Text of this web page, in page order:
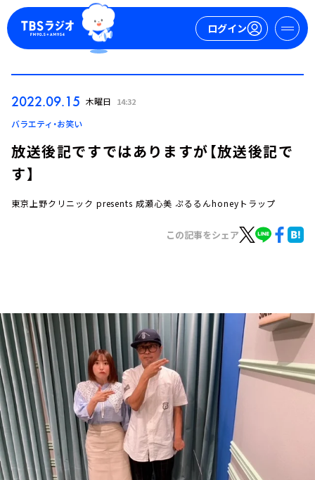
ログイン
ログイン
お知らせ
イベント・グッズ
YouTube
会社情報
2022.09.15 木曜日 14:32
バラエティ・お笑い
放送後記ですではありますが【放送後記で
す】
東京上野クリニック presents 成瀬心美 ぷるるんhoneyトラップ
この記事をシェア